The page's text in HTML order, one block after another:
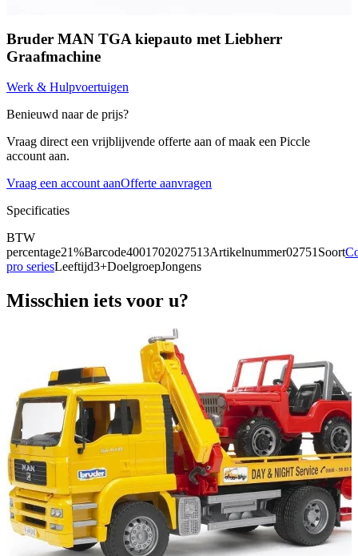
Bruder MAN TGA kiepauto met Liebherr
Graafmachine
Werk & Hulpvoertuigen
Benieuwd naar de prijs?
Vraag direct een vrijblijvende offerte aan of maak een Piccle
account aan.
Vraag een account aanOfferte aanvragen
Specificaties
BTW
percentage21%Barcode4001702027513Artikelnummer02751Soort
pro seriesLeeftijd3+DoelgroepJongens
Misschien iets voor u?